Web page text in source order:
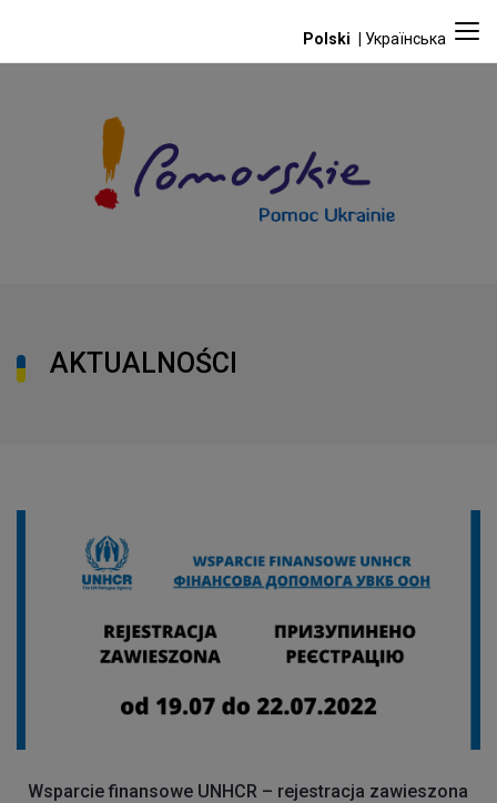
Polski Українська
AKTUALNOŚCI
Wsparcie finansowe UNHCR – rejestracja zawieszona